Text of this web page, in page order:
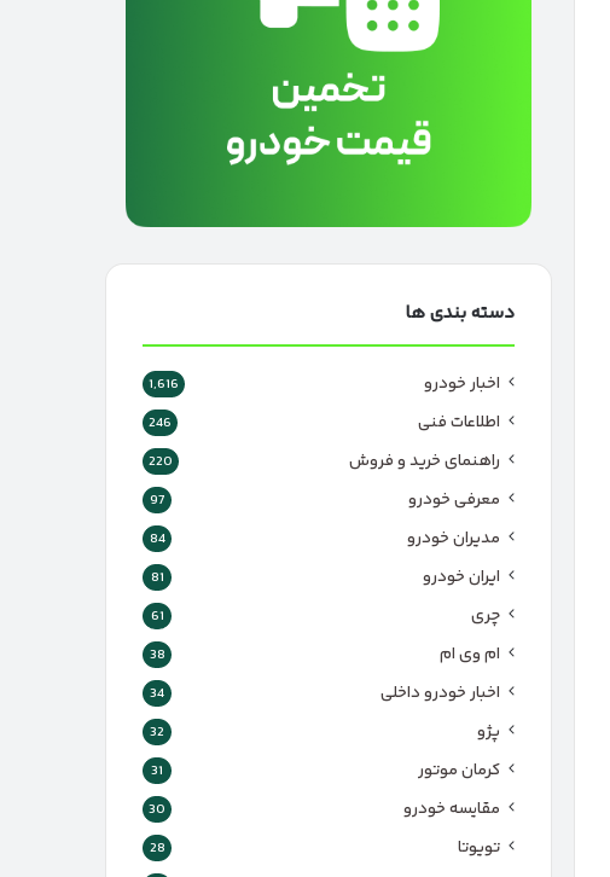
دسته بندی ها
اخبار خودرو 1,616
اطلاعات فنی 246
راهنمای خرید و فروش 220
معرفی خودرو 97
مدیران خودرو 84
ایران خودرو 81
چری 61
ام وی ام 38
اخبار خودرو داخلی 34
پژو 32
کرمان موتور 31
مقایسه خودرو 30
تویوتا 28